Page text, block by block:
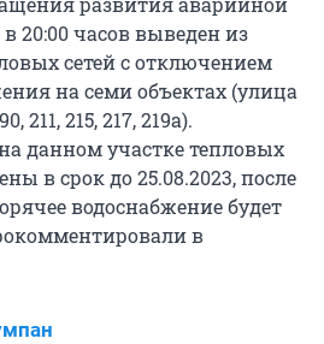
в 20:00 часов выведен из
сетей с отключением
на семи объектах (улица
211, 215, 217, 219а).
данном участке тепловых
в срок до 25.08.2023, после
водоснабжение будет
в